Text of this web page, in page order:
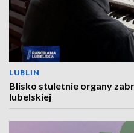
LUBLIN
Blisko stuletnie organy
lubelskiej